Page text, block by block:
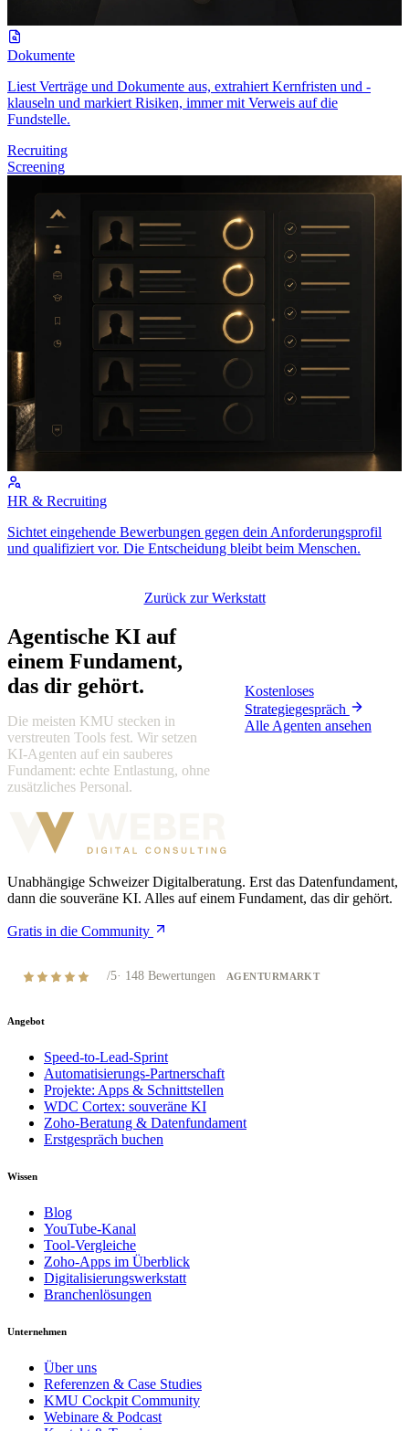
Dokumente
Liest Verträge und Dokumente aus, extrahiert Kernfristen und -
klauseln und markiert Risiken, immer mit Verweis auf die
Fundstelle.
Recruiting
Screening
HR & Recruiting
Sichtet eingehende Bewerbungen gegen dein Anforderungsprofil
und qualifiziert vor. Die Entscheidung bleibt beim Menschen.
Zurück zur Werkstatt
Agentische KI auf
einem Fundament,
das dir gehört.
Die meisten KMU stecken in
verstreuten Tools fest. Wir setzen
KI-Agenten auf ein sauberes
Fundament: echte Entlastung, ohne
zusätzliches Personal.
Kostenloses
Strategiegespräch
Alle Agenten ansehen
Unabhängige Schweizer Digitalberatung. Erst das Datenfundament,
dann die souveräne KI. Alles auf einem Fundament, das dir gehört.
Gratis in die Community
/5· 148 Bewertungen AGENTURMARKT
Angebot
Speed-to-Lead-Sprint
Automatisierungs-Partnerschaft
Projekte: Apps & Schnittstellen
WDC Cortex: souveräne KI
Zoho-Beratung & Datenfundament
Erstgespräch buchen
Wissen
Blog
YouTube-Kanal
Tool-Vergleiche
Zoho-Apps im Überblick
Digitalisierungswerkstatt
Branchenlösungen
Unternehmen
Über uns
Referenzen & Case Studies
KMU Cockpit Community
Webinare & Podcast